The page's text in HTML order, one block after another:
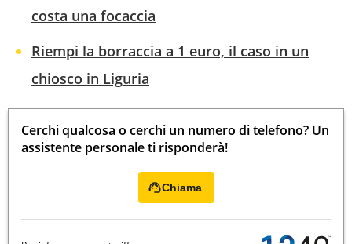
costa una focaccia
Riempi la borraccia a 1 euro, il caso in un
chiosco in Liguria
Cerchi qualcosa o cerchi un numero di telefono? Un
assistente personale ti risponderà!
Chiama